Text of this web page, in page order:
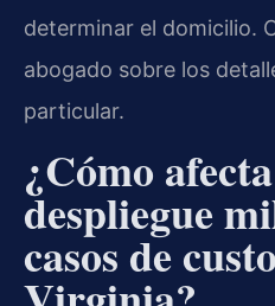
determinar el domicilio.
abogado sobre los
particular.
¿Cómo
despliegue
casos de